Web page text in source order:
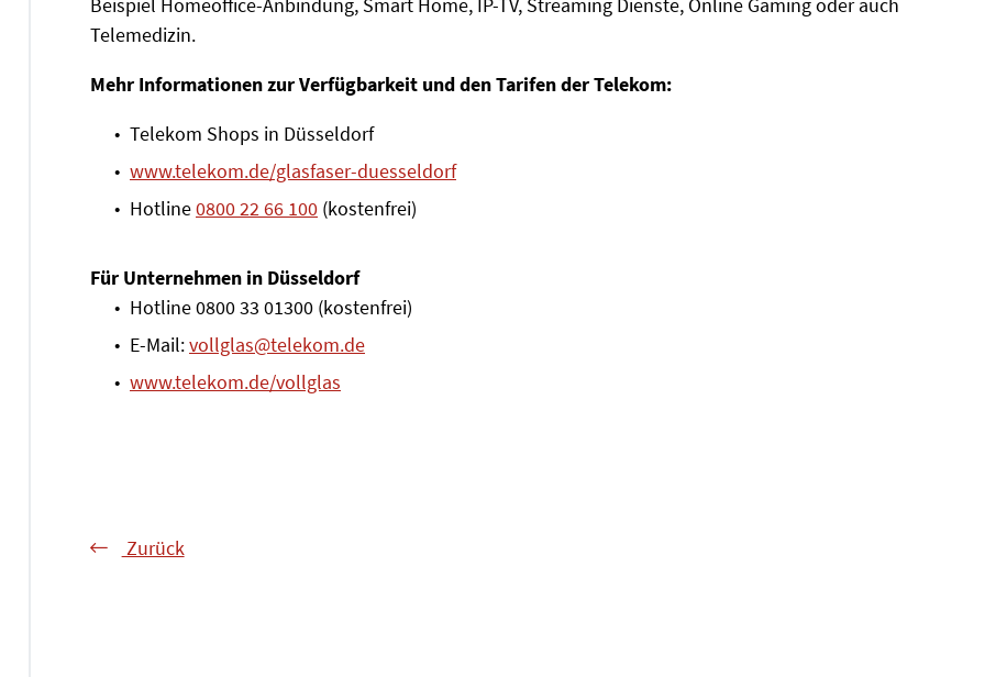
Telemedizin.
Mehr Informationen zur Verfügbarkeit und den Tarifen der Telekom:
Telekom Shops in Düsseldorf
www.telekom.de/glasfaser-duesseldorf
Hotline0800 22 66 100 (kostenfrei)
Für Unternehmen in Düsseldorf
Hotline 0800 33 01300 (kostenfrei)
E-Mail:vollglas@telekom.de
www.telekom.de/vollglas
Zurück